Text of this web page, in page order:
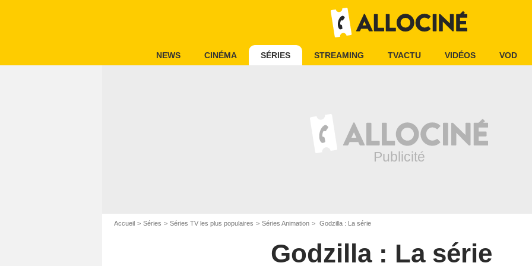
NEWS CINÉMA SÉRIES STREAMING TVACTU VIDÉOS VOD
Accueil Séries Séries TV les plus populaires Séries Animation Godzilla : La série
Godzilla : La série